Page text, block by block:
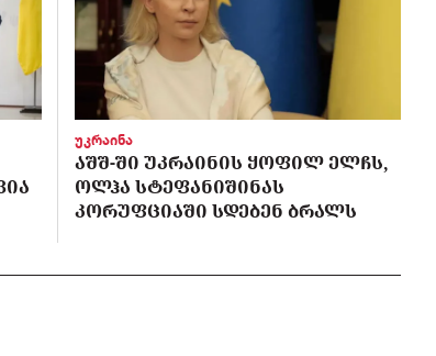
უკრაინა
ᲐᲨᲨ-ᲨᲘ ᲣᲙᲠᲐᲘᲜᲘᲡ ᲧᲝᲤᲘᲚ ᲔᲚᲩᲡ,
ᲝᲚᲰᲐ ᲡᲢᲔᲤᲐᲜᲘᲨᲘᲜᲐᲡ
ᲙᲝᲠᲣᲤᲪᲘᲐᲨᲘ ᲡᲓᲔᲑᲔᲜ ᲑᲠᲐᲚᲡ